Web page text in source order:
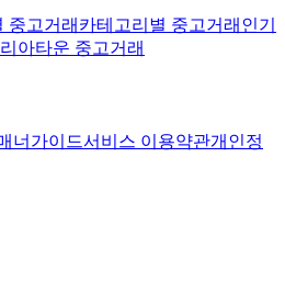
중고거래 카테고리별 중고거래 인기
아타운 중고거래
너가이드서비스 이용약관개인정